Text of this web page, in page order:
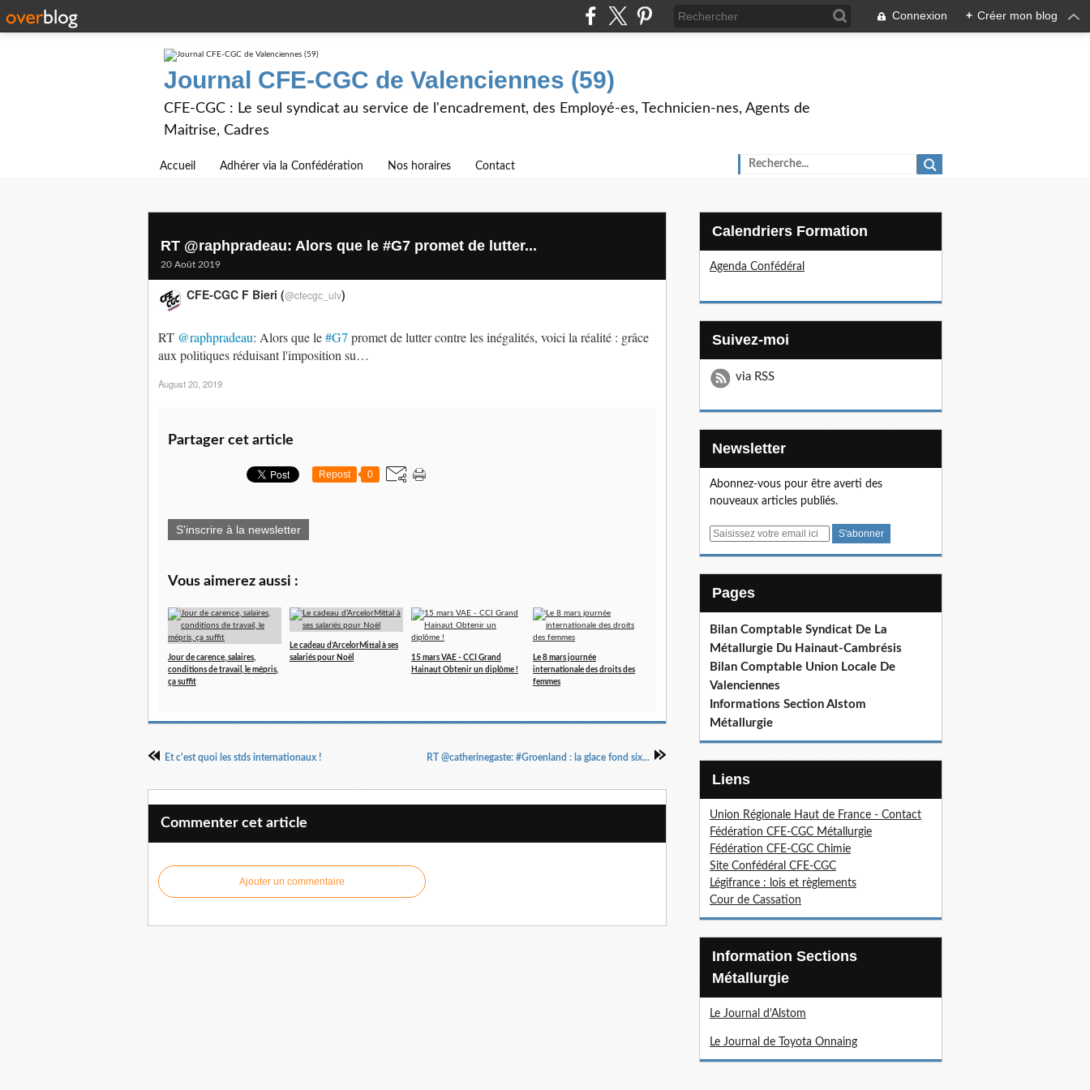
Connexion + Créer mon blog
Journal CFE-CGC de Valenciennes (59)
CFE-CGC : Le seul syndicat au service de l'encadrement, des Employé-es, Technicien-nes, Agents de
Maitrise, Cadres
Accueil Adhérer via la Confédération Nos horaires Contact
RT @raphpradeau: Alors que le #G7 promet de lutter...
20 Août 2019
RT @raphpradeau: Alors que le#G7 promet de lutter contre les inégalités, voici la réalité : grâce
aux politiques réduisant l'imposition su…
CFE-CGC F Bieri (@cfecgc_ulv)
August 20, 2019
Partager cet article
Repost 0
S'inscrire à la newsletter
Vous aimerez aussi :
Jour de carence, salaires,
conditions de travail, le mépris,
ça suffit
Le cadeau d’ArcelorMittal à ses
salariés pour Noël
15 mars VAE - CCI Grand
Hainaut Obtenir un diplôme !
Le 8 mars journée
internationale des droits des
femmes
Et c'est quoi les stds internationaux ! RT @catherinegaste: #Groenland : la glace fond six...
Commenter cet article
Ajouter un commentaire
Calendriers Formation
Agenda Confédéral
Suivez-moi
via RSS
Newsletter
Abonnez-vous pour être averti des
nouveaux articles publiés.
E
Pages
Bilan Comptable Syndicat De La
Métallurgie Du Hainaut-Cambrésis
Bilan Comptable Union Locale De
Valenciennes
Informations Section Alstom
Métallurgie
Liens
Union Régionale Haut de France - Contact
Fédération CFE-CGC Métallurgie
Fédération CFE-CGC Chimie
Site Confédéral CFE-CGC
Légifrance : lois et règlements
Cour de Cassation
Information Sections
Métallurgie
Le Journal d'Alstom
Le Journal de Toyota Onnaing